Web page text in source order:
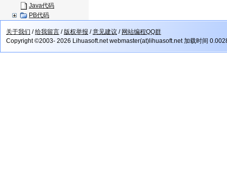
Java代码
PB代码
关于我们 /给我留言 /版权举报 /意见建议 / 网站编程QQ群
Copyright ©2003- 2026 Lihuasoft.net webmaster(at)lihuasoft.net 加载时间